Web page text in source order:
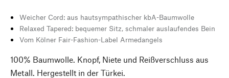
Weicher Cord: aus hautsympathischer kbA-Baumwolle
Relaxed Tapered: bequemer Sitz, schmaler auslaufendes Bein
Vom Kölner Fair-Fashion-Label Armedangels
100% Baumwolle. Knopf, Niete und Reißverschluss aus
Metall. Hergestellt in der Türkei.